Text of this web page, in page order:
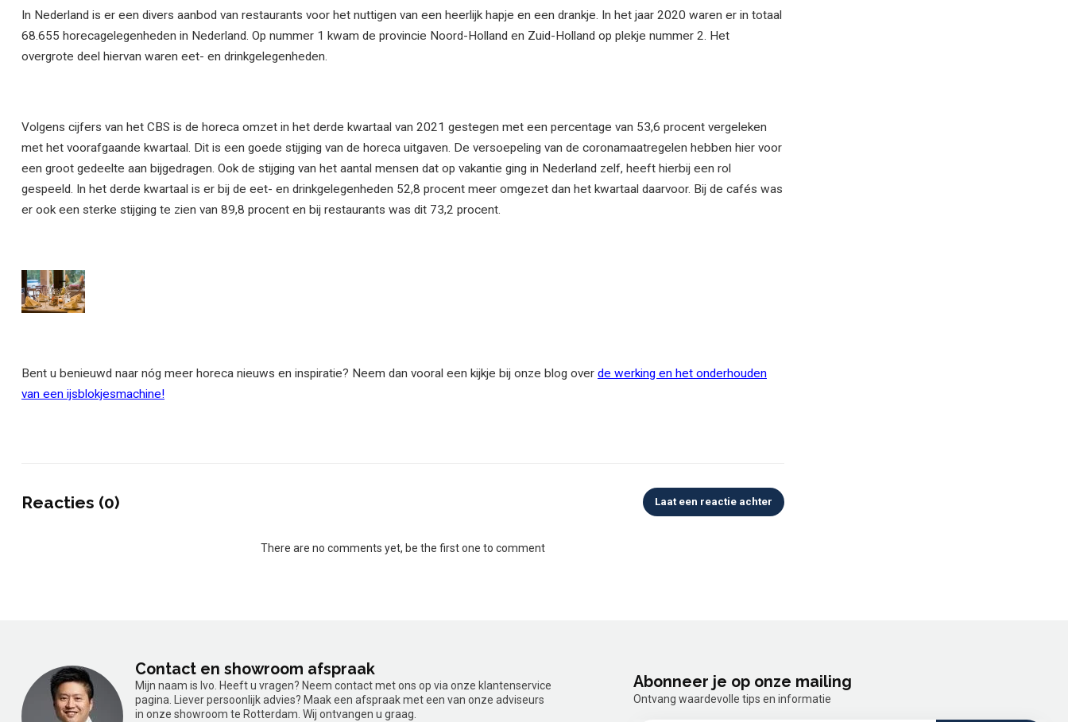
In Nederland is er een divers aanbod van restaurants voor het nuttigen van een heerlijk hapje en een drankje. In het jaar 2020 waren er in totaal
68.655 horecagelegenheden in Nederland. Op nummer 1 kwam de provincie Noord-Holland en Zuid-Holland op plekje nummer 2. Het
overgrote deel hiervan waren eet- en drinkgelegenheden.
Volgens cijfers van het CBS is de horeca omzet in het derde kwartaal van 2021 gestegen met een percentage van 53,6 procent vergeleken
met het voorafgaande kwartaal. Dit is een goede stijging van de horeca uitgaven. De versoepeling van de coronamaatregelen hebben hier voor
een groot gedeelte aan bijgedragen. Ook de stijging van het aantal mensen dat op vakantie ging in Nederland zelf, heeft hierbij een rol
gespeeld. In het derde kwartaal is er bij de eet- en drinkgelegenheden 52,8 procent meer omgezet dan het kwartaal daarvoor. Bij de cafés was
er ook een sterke stijging te zien van 89,8 procent en bij restaurants was dit 73,2 procent.
Bent u benieuwd naar nóg meer horeca nieuws en inspiratie? Neem dan vooral een kijkje bij onze blog over de werking en het onderhouden
van een ijsblokjesmachine!
Reacties (0) Laat een reactie achter
There are no comments yet, be the first one to comment
Contact en showroom afspraak
Mijn naam is Ivo. Heeft u vragen? Neem contact met ons op via onze klantenservice
pagina. Liever persoonlijk advies? Maak een afspraak met een van onze adviseurs
in onze showroom te Rotterdam. Wij ontvangen u graag.
Abonneer je op onze mailing
Ontvang waardevolle tips en informatie